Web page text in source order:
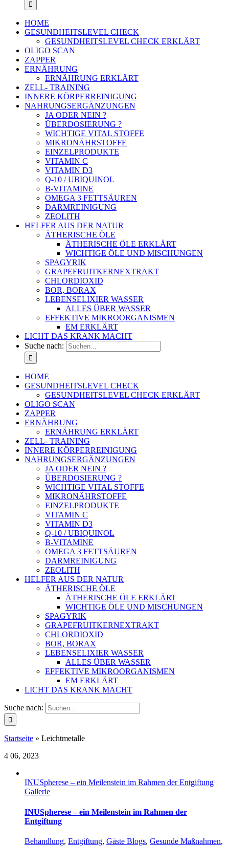
HOME
GESUNDHEITSLEVEL CHECK
GESUNDHEITSLEVEL CHECK ERKLÄRT
OLIGO SCAN
ZAPPER
ERNÄHRUNG
ERNÄHRUNG ERKLÄRT
ZELL- TRAINING
INNERE KÖRPERREINIGUNG
NAHRUNGSERGÄNZUNGEN
JA ODER NEIN ?
ÜBERDOSIERUNG ?
WICHTIGE VITAL STOFFE
MIKRONÄHRSTOFFE
EINZELPRODUKTE
VITAMIN C
VITAMIN D3
Q-10 / UBIQUINOL
B-VITAMINE
OMEGA 3 FETTSÄUREN
DARMREINIGUNG
ZEOLITH
HELFER AUS DER NATUR
ÄTHERISCHE ÖLE
ÄTHERISCHE ÖLE ERKLÄRT
WICHTIGE ÖLE UND MISCHUNGEN
SPAGYRIK
GRAPEFRUITKERNEXTRAKT
CHLORDIOXID
BOR, BORAX
LEBENSELIXIER WASSER
ALLES ÜBER WASSER
EFFEKTIVE MIKROORGANISMEN
EM ERKLÄRT
LICHT DAS KRANK MACHT
Suche nach:
HOME
GESUNDHEITSLEVEL CHECK
GESUNDHEITSLEVEL CHECK ERKLÄRT
OLIGO SCAN
ZAPPER
ERNÄHRUNG
ERNÄHRUNG ERKLÄRT
ZELL- TRAINING
INNERE KÖRPERREINIGUNG
NAHRUNGSERGÄNZUNGEN
JA ODER NEIN ?
ÜBERDOSIERUNG ?
WICHTIGE VITAL STOFFE
MIKRONÄHRSTOFFE
EINZELPRODUKTE
VITAMIN C
VITAMIN D3
Q-10 / UBIQUINOL
B-VITAMINE
OMEGA 3 FETTSÄUREN
DARMREINIGUNG
ZEOLITH
HELFER AUS DER NATUR
ÄTHERISCHE ÖLE
ÄTHERISCHE ÖLE ERKLÄRT
WICHTIGE ÖLE UND MISCHUNGEN
SPAGYRIK
GRAPEFRUITKERNEXTRAKT
CHLORDIOXID
BOR, BORAX
LEBENSELIXIER WASSER
ALLES ÜBER WASSER
EFFEKTIVE MIKROORGANISMEN
EM ERKLÄRT
LICHT DAS KRANK MACHT
Suche nach:
Startseite » Leichtmetalle
4 06, 2023
INUSpherese – ein Meilenstein im Rahmen der Entgiftung
Gallerie
INUSpherese – ein Meilenstein im Rahmen der
Entgiftung
Behandlung, Entgiftung, Gäste Blogs, Gesunde Maßnahmen,